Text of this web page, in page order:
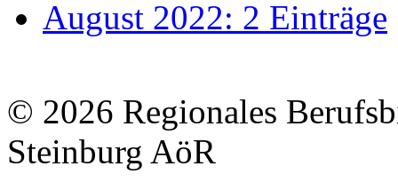
August 2022: 2 Einträge
© 2026 Regionales
Steinburg AöR